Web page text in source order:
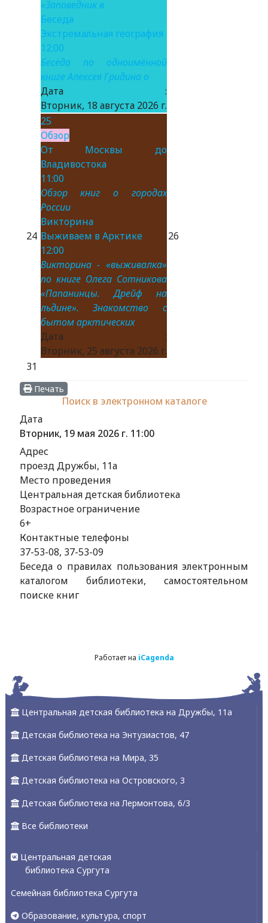
«Заповедник в
Беседа
Экстремальная география
12:00
Беседа по одноимённой
книге Алексея Гридина о
Дата :
Вторник, 18 августа 2026 г.
24
25
Обзор
От Москвы до
Владивостока
11:00
Обзор книг о городах
России
Викторина
Выживаем в Арктике
12:00
Викторина - «выживалка»
по книге Олега Сотникова
«Папанинцы. Дрейф на
льдине». Знакомство с
бытом арктических
Дата :
Вторник, 25 августа 2026 г.
26
31
Печать
Поиск в электронном каталоге
Дата
Вторник, 19 мая 2026 г. 11:00
Адрес
проезд Дружбы, 11а
Место проведения
Центральная детская библиотека
Возрастное ограничение
6+
Контактные телефоны
37-53-08, 37-53-09
Беседа о правилах пользования электронным
каталогом библиотеки, самостоятельном
поиске книг
Работает на iCagenda
Центральная детская библиотека на Дружбы, 11а
Детская библиотека на Энтузиастов, 47
Детская библиотека на Мира, 35
Детская библиотека на Островского, 3
Детская библиотека на Лермонтова, 6/3
Все библиотеки
Центральная детская
библиотека Сургута
Семейная библиотека Сургута
Образование, культура, спорт